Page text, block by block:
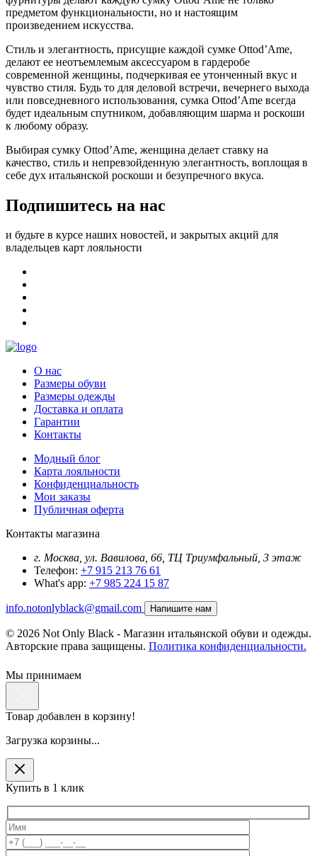
предметом функциональности, но и настоящим
произведением искусства.
Стиль и элегантность, присущие каждой сумке Ottod’Ame,
делают ее неотъемлемым аксессуаром в гардеробе
современной женщины, подчеркивая ее утонченный вкус и
чувство стиля. Будь то для деловой встречи, вечернего выхода
или повседневного использования, сумка Ottod’Ame всегда
будет идеальным спутником, добавляющим шарма и роскоши
к любому образу.
Выбирая сумку Ottod’Ame, женщина делает ставку на
качество, стиль и непревзойденную элегантность, воплощая в
себе дух итальянской роскоши и безупречного вкуса.
Подпишитесь на нас
и будьте в курсе наших новостей, и закрытых акций для
владельцев карт лояльности
О нас
Размеры обуви
Размеры одежды
Доставка и оплата
Гарантии
Контакты
Модный блог
Карта лояльности
Конфиденциальность
Мои заказы
Публичная оферта
Контакты магазина
г. Москва, ул. Вавилова, 66, ТЦ Триумфальный, 3 этаж
Телефон: +7 915 213 76 61
What's app: +7 985 224 15 87
info.notonlyblack@gmail.com Напишите нам
© 2026 Not Only Black - Магазин итальянской обуви и одежды.
Авторские права защищены. Политика конфиденциальности.
Мы принимаем
Товар добавлен в корзину!
Загрузка корзины...
Купить в 1 клик